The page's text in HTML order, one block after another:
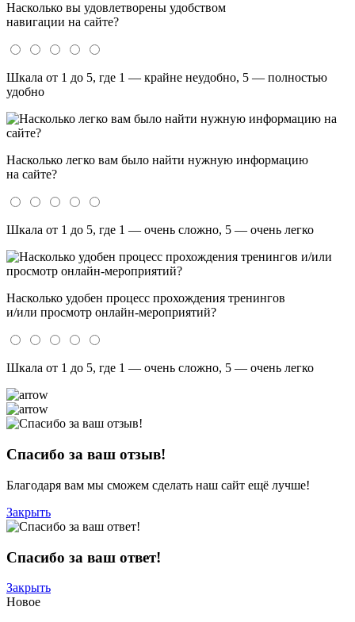
Насколько вы удовлетворены удобством
навигации на сайте?
Шкала от 1 до 5, где 1 — крайне неудобно, 5 — полностью
удобно
Насколько легко вам было найти нужную информацию
на сайте?
Шкала от 1 до 5, где 1 — очень сложно, 5 — очень легко
Насколько удобен процесс прохождения тренингов
и/или просмотр онлайн-мероприятий?
Шкала от 1 до 5, где 1 — очень сложно, 5 — очень легко
Спасибо за ваш отзыв!
Благодаря вам мы сможем сделать наш сайт ещё лучше!
Закрыть
Спасибо за ваш ответ!
Закрыть
Новое